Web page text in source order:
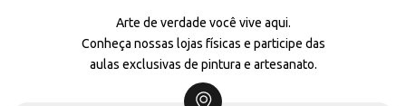
Arte de verdade você vive aqui.
Conheça nossas lojas físicas e participe das
aulas exclusivas de pintura e artesanato.